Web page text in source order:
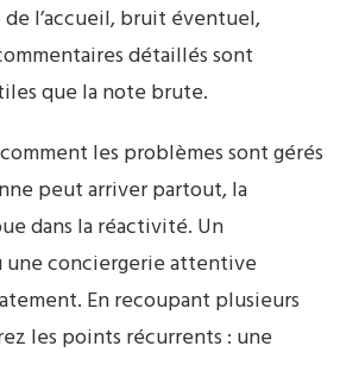
l’accueil, bruit éventuel,
détaillés sont
que la note brute.
les problèmes sont gérés
peut arriver partout, la
dans la réactivité. Un
conciergerie attentive
En recoupant plusieurs
les points récurrents : une